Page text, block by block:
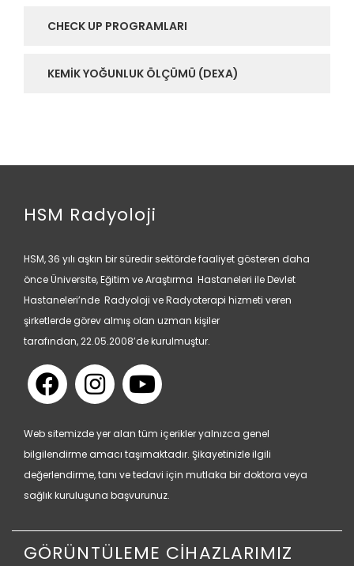
CHECK UP PROGRAMLARI
KEMIK YOĞUNLUK ÖLÇÜMÜ (DEXA)
HSM Radyoloji
HSM, 36 yılı aşkın bir süredir sektörde faaliyet gösteren daha
önce Üniversite, Eğitim ve Araştırma Hastaneleri ile Devlet
Hastaneleri’nde Radyoloji ve Radyoterapi hizmeti veren
şirketlerde görev almış olan uzman kişiler
tarafından, 22.05.2008’de kurulmuştur.
Web sitemizde yer alan tüm içerikler yalnızca genel
bilgilendirme amacı taşımaktadır. Şikayetinizle ilgili
değerlendirme, tanı ve tedavi için mutlaka bir doktora veya
sağlık kuruluşuna başvurunuz.
GÖRÜNTÜLEME CİHAZLARIMIZ